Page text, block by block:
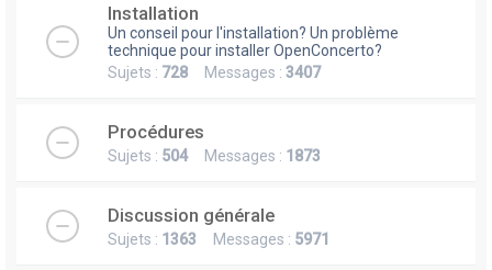
Installation
Un conseil pour l'installation? Un problème
technique pour installer OpenConcerto?
Sujets : 728 Messages : 3407
Procédures
Sujets : 504Messages : 1873
Discussion générale
Sujets : 1363 Messages : 5971